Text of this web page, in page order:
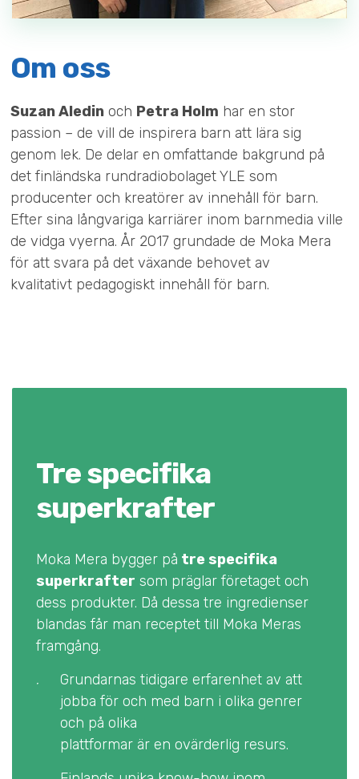
Om oss
Suzan Aledin och Petra Holm har en stor
passion – de vill de inspirera barn att lära sig
genom lek. De delar en omfattande bakgrund på
det finländska rundradiobolaget YLE som
producenter och kreatörer av innehåll för barn.
Efter sina långvariga karriärer inom barnmedia ville
de vidga vyerna. År 2017 grundade de Moka Mera
för att svara på det växande behovet av
kvalitativt pedagogiskt innehåll för barn.
Tre specifika
superkrafter
Moka Mera bygger på tre specifika
superkrafter som präglar företaget och
dess produkter. Då dessa tre ingredienser
blandas får man receptet till Moka Meras
framgång.
Grundarnas tidigare erfarenhet av att
jobba för och med barn i olika genrer
och på olika
plattformar är en ovärderlig resurs.